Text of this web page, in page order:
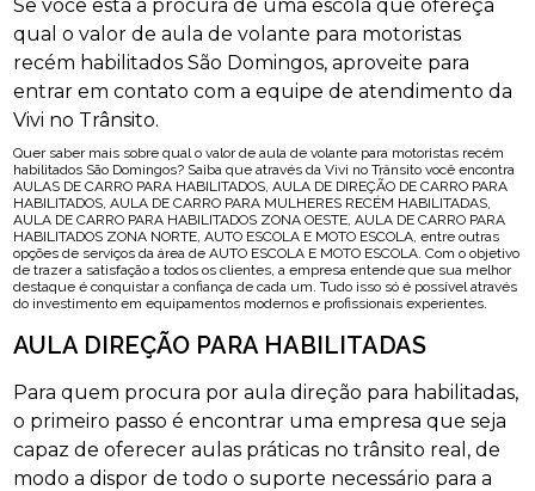
Se você está à procura de uma escola que ofereça
qual o valor de aula de volante para motoristas
recém habilitados São Domingos, aproveite para
entrar em contato com a equipe de atendimento da
Vivi no Trânsito.
Quer saber mais sobre qual o valor de aula de volante para motoristas recém
habilitados São Domingos? Saiba que através da Vivi no Trânsito você encontra
AULAS DE CARRO PARA HABILITADOS, AULA DE DIREÇÃO DE CARRO PARA
HABILITADOS, AULA DE CARRO PARA MULHERES RECÉM HABILITADAS,
AULA DE CARRO PARA HABILITADOS ZONA OESTE, AULA DE CARRO PARA
HABILITADOS ZONA NORTE, AUTO ESCOLA E MOTO ESCOLA, entre outras
opções de serviços da área de AUTO ESCOLA E MOTO ESCOLA. Com o objetivo
de trazer a satisfação a todos os clientes, a empresa entende que sua melhor
destaque é conquistar a confiança de cada um. Tudo isso só é possível através
do investimento em equipamentos modernos e profissionais experientes.
AULA DIREÇÃO PARA HABILITADAS
Para quem procura por aula direção para habilitadas,
o primeiro passo é encontrar uma empresa que seja
capaz de oferecer aulas práticas no trânsito real, de
modo a dispor de todo o suporte necessário para a